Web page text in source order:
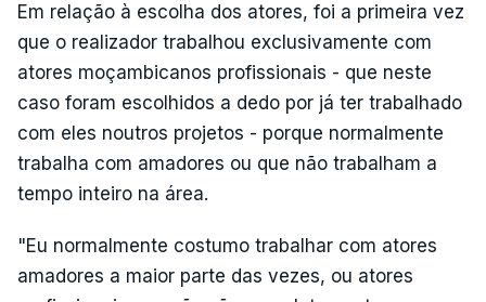
Em relação à escolha dos atores, foi a primeira vez
que o realizador trabalhou exclusivamente com
atores moçambicanos profissionais - que neste
caso foram escolhidos a dedo por já ter trabalhado
com eles noutros projetos - porque normalmente
trabalha com amadores ou que não trabalham a
tempo inteiro na área.
"Eu normalmente costumo trabalhar com atores
amadores a maior parte das vezes, ou atores